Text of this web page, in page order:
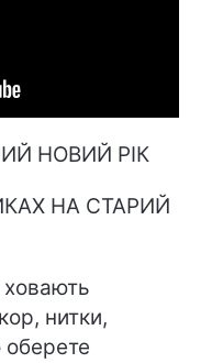
НОВИЙ РІК
НА СТАРИЙ
ховають
нитки,